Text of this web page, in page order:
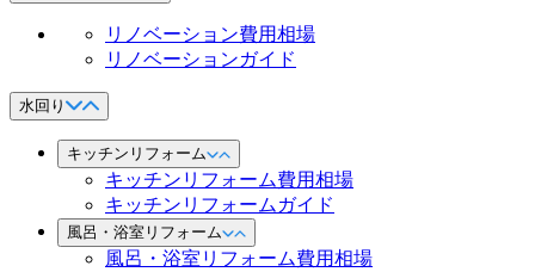
リノベーション費用相場
リノベーションガイド
水回り
キッチンリフォーム
キッチンリフォーム費用相場
キッチンリフォームガイド
風呂・浴室リフォーム
風呂・浴室リフォーム費用相場